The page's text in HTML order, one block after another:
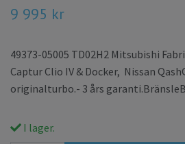
9 995 kr
49373-05005 TD02H2 Mitsubishi
Captur Clio IV & Docker, Nissan
originalturbo.- 3 års
I lager.